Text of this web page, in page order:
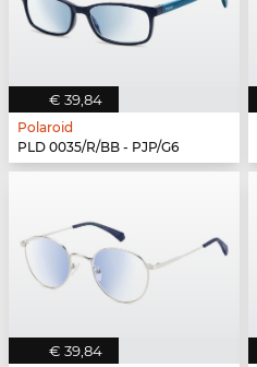
€ 39,84
Polaroid
PLD 0035/R/BB - PJP/G6
€ 39,84